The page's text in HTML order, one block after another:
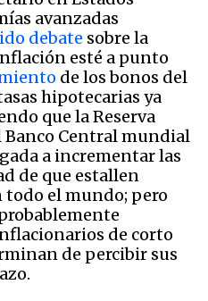
avanzadas
debate sobre la
esté a punto
de los bonos del
hipotecarias ya
que la Reserva
Banco Central mundial
a incrementar las
de que estallen
todo el mundo; pero
de corto
de percibir sus